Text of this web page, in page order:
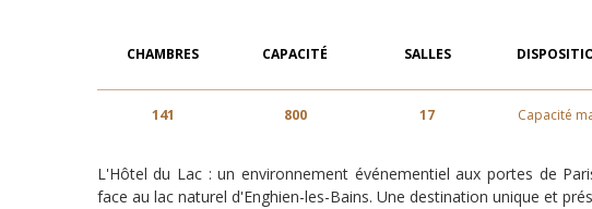
CHAMBRES CAPACITÉ SALLES
141 800 17 Capacité
L'Hôtel du Lac : un environnement événementiel aux portes de
face au lac naturel d'Enghien-les-Bains. Une destination unique et